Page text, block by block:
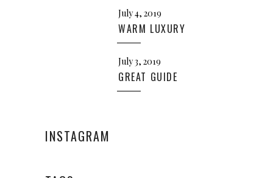
July 4, 2019
WARM LUXURY
July 3, 2019
GREAT GUIDE
INSTAGRAM